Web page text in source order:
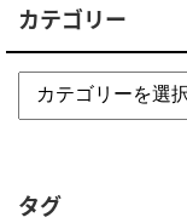
カテゴリー
タグ